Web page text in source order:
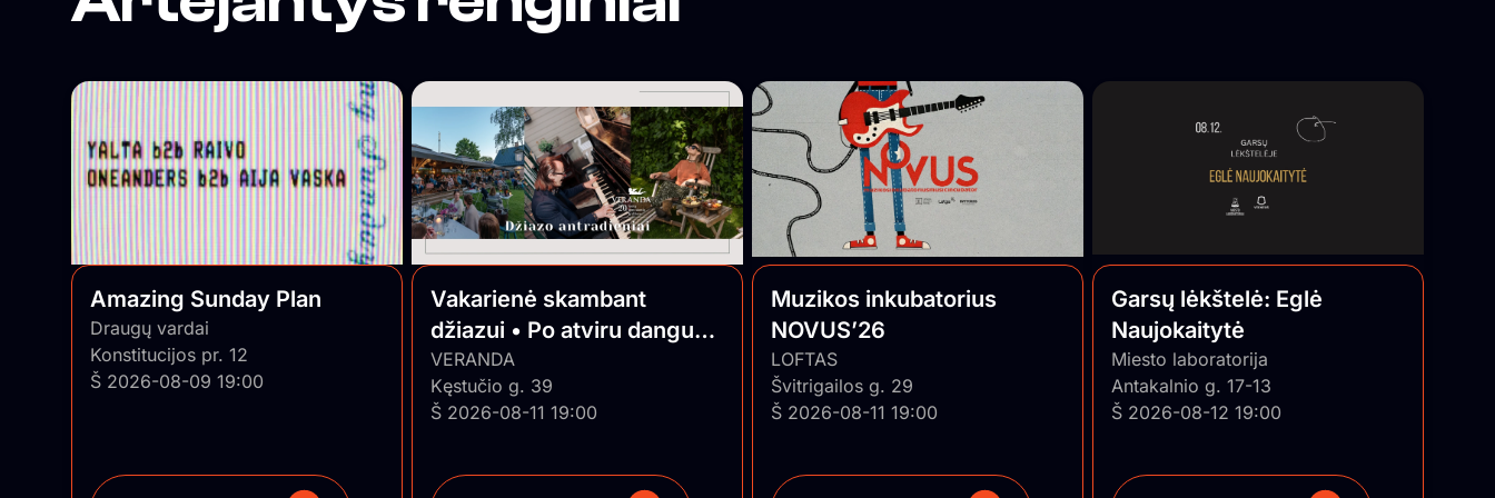
Amazing Sunday Plan
Draugų vardai
Konstitucijos pr. 12
Š 2026-08-09 19:00
Vakarienė skambant
džiazui • Po atviru dangumi
• Piano Jazz
VERANDA
Kęstučio g. 39
Š 2026-08-11 19:00
Muzikos inkubatorius
NOVUS’26
LOFTAS
Švitrigailos g. 29
Š 2026-08-11 19:00
Garsų lėkštelė: Eglė
Naujokaitytė
Miesto laboratorija
Antakalnio g. 17-13
Š 2026-08-12 19:00